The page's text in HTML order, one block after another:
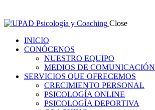
Close
INICIO
CONÓCENOS
NUESTRO EQUIPO
MEDIOS DE COMUNICACIÓN
SERVICIOS QUE OFRECEMOS
CRECIMIENTO PERSONAL
PSICOLOGÍA ONLINE
PSICOLOGÍA DEPORTIVA